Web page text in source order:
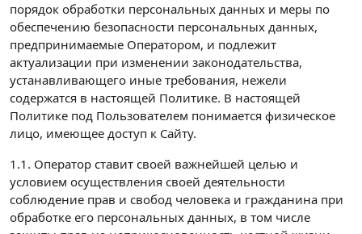
порядок обработки персональных данных и меры по
обеспечению безопасности персональных данных,
предпринимаемые Оператором, и подлежит
актуализации при изменении законодательства,
устанавливающего иные требования, нежели
содержатся в настоящей Политике. В настоящей
Политике под Пользователем понимается физическое
лицо, имеющее доступ к Сайту.
1.1. Оператор ставит своей важнейшей целью и
условием осуществления своей деятельности
соблюдение прав и свобод человека и гражданина при
обработке его персональных данных, в том числе